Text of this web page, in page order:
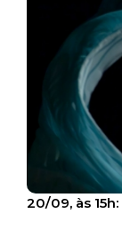
20/09, às 15h: